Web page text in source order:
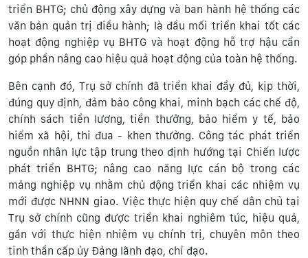
triển BHTG; chủ động xây dựng và ban hành hệ thống các
văn bản quản trị điều hành; là đầu mối triển khai tốt các
hoạt động nghiệp vụ BHTG và hoạt động hỗ trợ hậu cần
góp phần nâng cao hiệu quả hoạt động của toàn hệ thống.
Bên cạnh đó, Trụ sở chính đã triển khai đầy đủ, kịp thời,
đúng quy định, đảm bảo công khai, minh bạch các chế độ,
chính sách tiền lương, tiền thưởng, bảo hiểm y tế, bảo
hiểm xã hội, thi đua - khen thưởng. Công tác phát triển
nguồn nhân lực tập trung theo định hướng tại Chiến lược
phát triển BHTG; nâng cao năng lực cán bộ trong các
mảng nghiệp vụ nhằm chủ động triển khai các nhiệm vụ
mới được NHNN giao. Việc thực hiện quy chế dân chủ tại
Trụ sở chính cũng được triển khai nghiêm túc, hiệu quả,
gắn với thực hiện nhiệm vụ chính trị, chuyên môn theo
tinh thần cấp ủy Đảng lãnh đạo, chỉ đạo.